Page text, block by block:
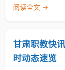
阅读全文 →
甘肃职教快
时动态速览